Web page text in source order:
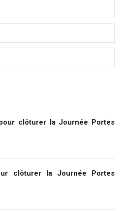
clôturer la Journée Portes
clôturer la Journée Portes